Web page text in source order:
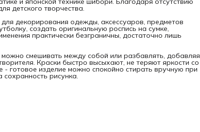
детского творчества.
декорирования одежды, аксессуаров, предметов
создать оригинальную роспись на сумке,
практически безграничны, достаточно лишь
смешивать между собой или разбавлять, добавляя
Краски быстро высыхают, не теряют яркости со
готовое изделие можно спокойно стирать вручную при
сохранность рисунка.